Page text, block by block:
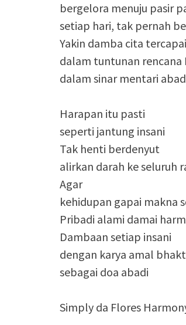
bergelora menuju pasir
setiap hari, tak pernah
Yakin damba cita tercapai
dalam tuntunan rencana
dalam sinar mentari
Harapan itu pasti
seperti jantung insani
Tak henti berdenyut
alirkan darah ke seluruh
Agar
kehidupan gapai makna
Pribadi alami damai
Dambaan setiap insani
dengan karya amal
sebagai doa abadi
Simply da Flores